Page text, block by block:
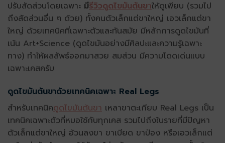
ปรับสัดส่วนโดยเฉพาะ มีรีวิวดูดไขมันต้นขาให้ดูเพียบ (รวมไป
ถึงสัดส่วนอื่น ๆ ด้วย) ทั้งคนตัวเล็กแต่ขาใหญ่ เอวเล็กแต่ขา
ใหญ่ ด้วยเทคนิคที่เฉพาะตัวและทันสมัย มีหลักการดูดไขมันที่
เน้น Art+Science (ดูดไขมันอย่างมีศิลปะและความรู้เฉพาะ
ทาง) ทำให้ผลลัพธ์ออกมาสวย สมส่วน มีความโดดเด่นแบบ
เฉพาะเคสครับ
ดูดไขมันต้นขาด้วยเทคนิคเฉพาะ Real Legs
สำหรับเทคนิคดูดไขมันต้นขา เหลาขาตะเกียบ Real Legs เป็น
เทคนิคเฉพาะตัวที่หมอใช้กับทุกเคส รวมไปถึงในรายที่มีปัญหา
ตัวเล็กแต่ขาใหญ่ อ้วนลงขา ขาเบียด ขาป่อง หรือเอวเล็กแต่